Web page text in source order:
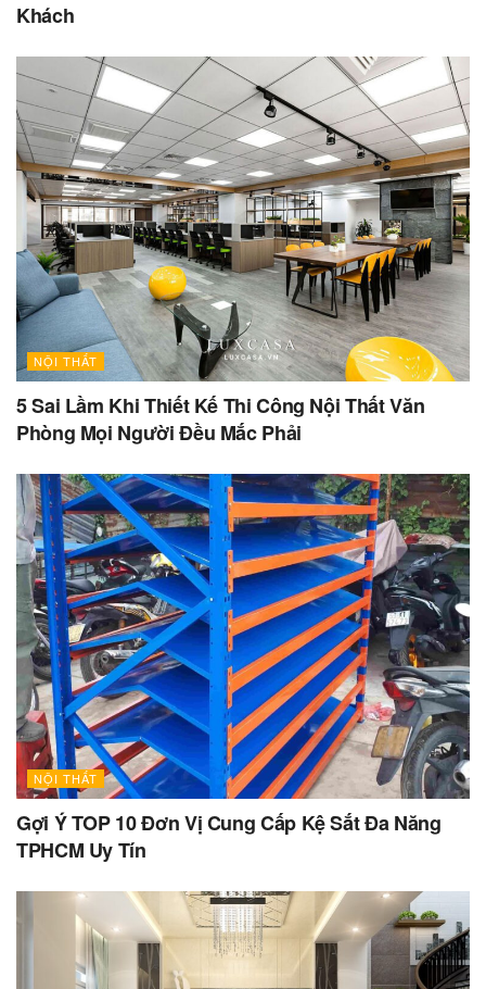
Khách
NỘI THẤT
5 Sai Lầm Khi Thiết Kế Thi Công Nội Thất Văn
Phòng Mọi Người Đều Mắc Phải
NỘI THẤT
Gợi Ý TOP 10 Đơn Vị Cung Cấp Kệ Sắt Đa Năng
TPHCM Uy Tín